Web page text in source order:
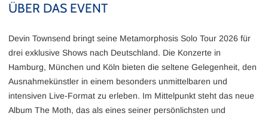
ÜBER DAS EVENT
Devin Townsend bringt seine Metamorphosis Solo Tour 2026 für
drei exklusive Shows nach Deutschland. Die Konzerte in
Hamburg, München und Köln bieten die seltene Gelegenheit, den
Ausnahmekünstler in einem besonders unmittelbaren und
intensiven Live-Format zu erleben. Im Mittelpunkt steht das neue
Album The Moth, das als eines seiner persönlichsten und